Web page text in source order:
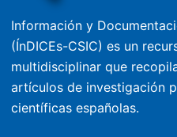
Información y
(ÍnDICEs-CSIC) es un
multidisciplinar que
artículos de investigación
científicas españolas.